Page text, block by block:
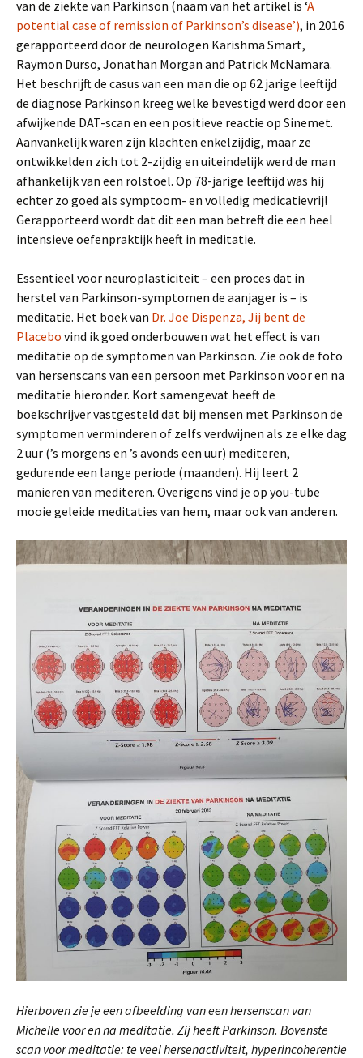
van de ziekte van Parkinson (naam van het artikel is ‘A
potential case of remission of Parkinson’s disease’), in 2016
gerapporteerd door de neurologen Karishma Smart,
Raymon Durso, Jonathan Morgan and Patrick McNamara.
Het beschrijft de casus van een man die op 62 jarige leeftijd
de diagnose Parkinson kreeg welke bevestigd werd door een
afwijkende DAT-scan en een positieve reactie op Sinemet.
Aanvankelijk waren zijn klachten enkelzijdig, maar ze
ontwikkelden zich tot 2-zijdig en uiteindelijk werd de man
afhankelijk van een rolstoel. Op 78-jarige leeftijd was hij
echter zo goed als symptoom- en volledig medicatievrij!
Gerapporteerd wordt dat dit een man betreft die een heel
intensieve oefenpraktijk heeft in meditatie.
Essentieel voor neuroplasticiteit – een proces dat in
herstel van Parkinson-symptomen de aanjager is – is
meditatie. Het boek van Dr. Joe Dispenza, Jij bent de
Placebo vind ik goed onderbouwen wat het effect is van
meditatie op de symptomen van Parkinson. Zie ook de foto
van hersenscans van een persoon met Parkinson voor en na
meditatie hieronder. Kort samengevat heeft de
boekschrijver vastgesteld dat bij mensen met Parkinson de
symptomen verminderen of zelfs verdwijnen als ze elke dag
2 uur (’s morgens en ’s avonds een uur) mediteren,
gedurende een lange periode (maanden). Hij leert 2
manieren van mediteren. Overigens vind je op you-tube
mooie geleide meditaties van hem, maar ook van anderen.
Hierboven zie je een afbeelding van een hersenscan van
Michelle voor en na meditatie. Zij heeft Parkinson. Bovenste
scan voor meditatie: te veel hersenactiviteit, hyperincoherentie